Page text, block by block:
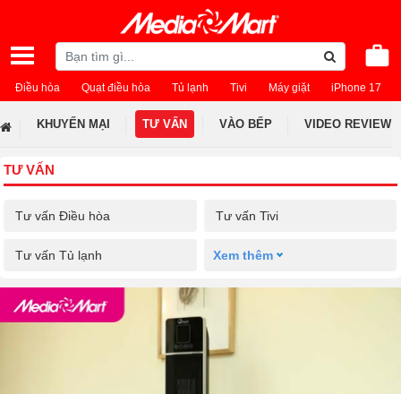
Điều hòa Quạt điều hòa Tủ lạnh Tivi Máy giặt iPhone 17
KHUYẾN MẠI TƯ VẤN VÀO BẾP VIDEO REVIEW
TƯ VẤN
Tư vấn Điều hòa Tư vấn Tivi
Tư vấn Tủ lạnh Xem thêm